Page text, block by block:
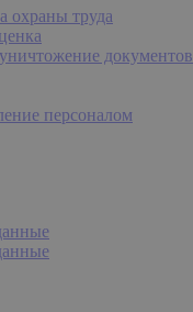
охраны труда
документов
персоналом